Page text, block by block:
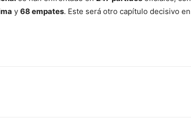
y 68 empates. Este será otro capítulo decisivo en